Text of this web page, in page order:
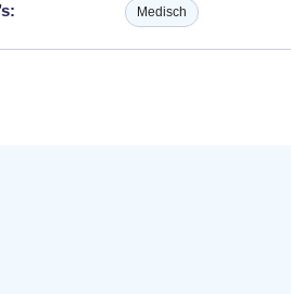
Medisch